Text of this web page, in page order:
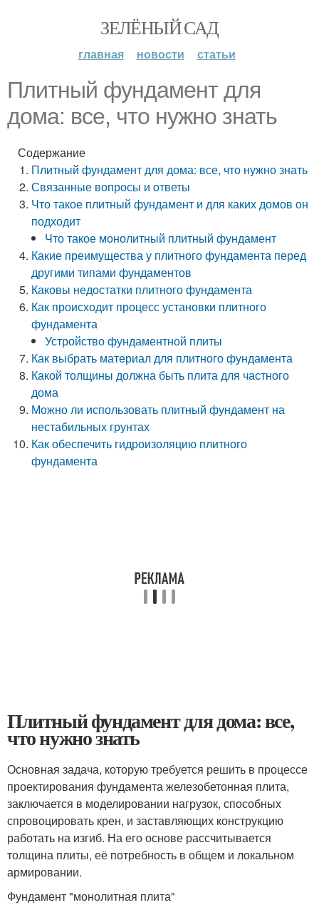
ЗЕЛЁНЫЙ САД
главная новости статьи
Плитный фундамент для
дома: все, что нужно знать
Содержание
Плитный фундамент для дома: все, что нужно знать
Связанные вопросы и ответы
Что такое плитный фундамент и для каких домов он
подходит
Что такое монолитный плитный фундамент
Какие преимущества у плитного фундамента перед
другими типами фундаментов
Каковы недостатки плитного фундамента
Как происходит процесс установки плитного
фундамента
Устройство фундаментной плиты
Как выбрать материал для плитного фундамента
Какой толщины должна быть плита для частного
дома
Можно ли использовать плитный фундамент на
нестабильных грунтах
Как обеспечить гидроизоляцию плитного
фундамента
Плитный фундамент для дома: все,
что нужно знать
Основная задача, которую требуется решить в процессе
проектирования фундамента железобетонная плита,
заключается в моделировании нагрузок, способных
спровоцировать крен, и заставляющих конструкцию
работать на изгиб. На его основе рассчитывается
толщина плиты, её потребность в общем и локальном
армировании.
Фундамент "монолитная плита"